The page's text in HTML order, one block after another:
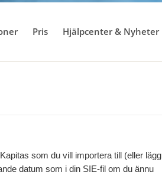
Pris Hjälpcenter & Nyheter
som du vill importera till (eller lägg
datum som i din SIE-fil om du ännu